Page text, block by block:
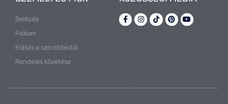
Belépés
Fiókom
Elállás a szerződéstől
Rendelés követése